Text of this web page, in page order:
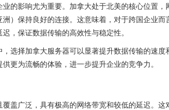
业的影响尤为重要。加拿大处于北美的核心位置
）保持良好的连接。这意味着，对于跨国企业
，保证数据传输的高效性与稳定性。
，选择加拿大服务器可以显著提升数据传输的速
更为流畅的体验，进一步提升企业的竞争力。
盖广泛，具有极高的网络带宽和较低的延迟。